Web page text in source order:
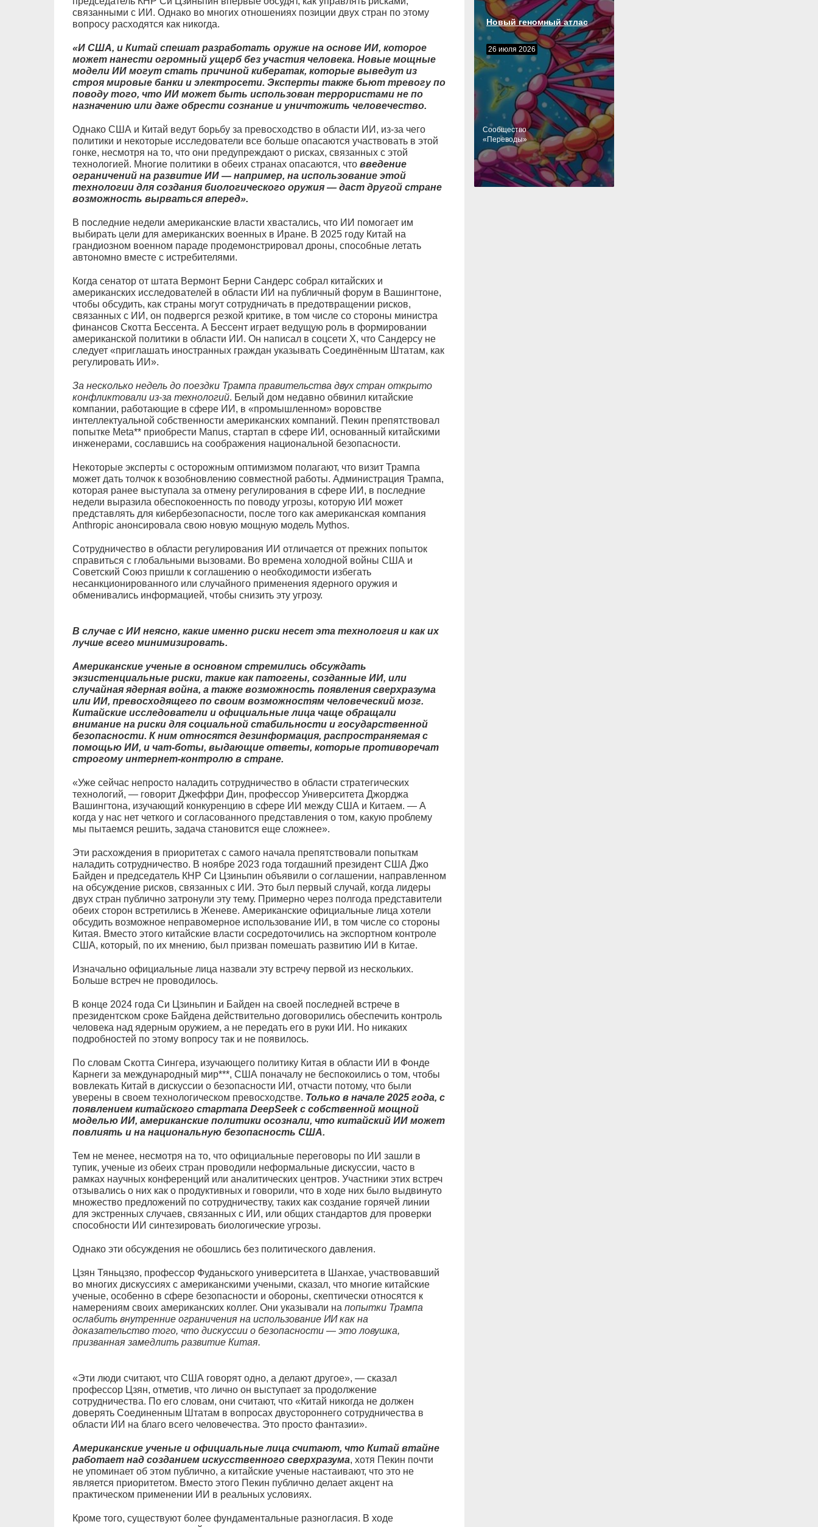
связанными с ИИ. Однако во многих отношениях позиции двух стран по этому
вопросу расходятся как никогда.
«И США, и Китай спешат разработать оружие на основе ИИ, которое
может нанести огромный ущерб без участия человека. Новые мощные
модели ИИ могут стать причиной кибератак, которые выведут из
строя мировые банки и электросети. Эксперты также бьют тревогу по
поводу того, что ИИ может быть использован террористами не по
назначению или даже обрести сознание и уничтожить человечество.
Однако США и Китай ведут борьбу за превосходство в области ИИ, из-за чего
политики и некоторые исследователи все больше опасаются участвовать в этой
гонке, несмотря на то, что они предупреждают о рисках, связанных с этой
технологией. Многие политики в обеих странах опасаются, что введение
ограничений на развитие ИИ — например, на использование этой
технологии для создания биологического оружия — даст другой стране
возможность вырваться вперед».
В последние недели американские власти хвастались, что ИИ помогает им
выбирать цели для американских военных в Иране. В 2025 году Китай на
грандиозном военном параде продемонстрировал дроны, способные летать
автономно вместе с истребителями.
Когда сенатор от штата Вермонт Берни Сандерс собрал китайских и
американских исследователей в области ИИ на публичный форум в Вашингтоне,
чтобы обсудить, как страны могут сотрудничать в предотвращении рисков,
связанных с ИИ, он подвергся резкой критике, в том числе со стороны министра
финансов Скотта Бессента. А Бессент играет ведущую роль в формировании
американской политики в области ИИ. Он написал в соцсети X, что Сандерсу не
следует «приглашать иностранных граждан указывать Соединённым Штатам, как
регулировать ИИ».
За несколько недель до поездки Трампа правительства двух стран открыто
конфликтовали из-за технологий. Белый дом недавно обвинил китайские
компании, работающие в сфере ИИ, в «промышленном» воровстве
интеллектуальной собственности американских компаний. Пекин препятствовал
попытке Meta** приобрести Manus, стартап в сфере ИИ, основанный китайскими
инженерами, сославшись на соображения национальной безопасности.
Некоторые эксперты с осторожным оптимизмом полагают, что визит Трампа
может дать толчок к возобновлению совместной работы. Администрация Трампа,
которая ранее выступала за отмену регулирования в сфере ИИ, в последние
недели выразила обеспокоенность по поводу угрозы, которую ИИ может
представлять для кибербезопасности, после того как американская компания
Anthropic анонсировала свою новую мощную модель Mythos.
Сотрудничество в области регулирования ИИ отличается от прежних попыток
справиться с глобальными вызовами. Во времена холодной войны США и
Советский Союз пришли к соглашению о необходимости избегать
несанкционированного или случайного применения ядерного оружия и
обменивались информацией, чтобы снизить эту угрозу.
В случае с ИИ неясно, какие именно риски несет эта технология и как их
лучше всего минимизировать.
Американские ученые в основном стремились обсуждать
экзистенциальные риски, такие как патогены, созданные ИИ, или
случайная ядерная война, а также возможность появления сверхразума
или ИИ, превосходящего по своим возможностям человеческий мозг.
Китайские исследователи и официальные лица чаще обращали
внимание на риски для социальной стабильности и государственной
безопасности. К ним относятся дезинформация, распространяемая с
помощью ИИ, и чат-боты, выдающие ответы, которые противоречат
строгому интернет-контролю в стране.
«Уже сейчас непросто наладить сотрудничество в области стратегических
технологий, — говорит Джеффри Дин, профессор Университета Джорджа
Вашингтона, изучающий конкуренцию в сфере ИИ между США и Китаем. — А
когда у нас нет четкого и согласованного представления о том, какую проблему
мы пытаемся решить, задача становится еще сложнее».
Эти расхождения в приоритетах с самого начала препятствовали попыткам
наладить сотрудничество. В ноябре 2023 года тогдашний президент США Джо
Байден и председатель КНР Си Цзиньпин объявили о соглашении, направленном
на обсуждение рисков, связанных с ИИ. Это был первый случай, когда лидеры
двух стран публично затронули эту тему. Примерно через полгода представители
обеих сторон встретились в Женеве. Американские официальные лица хотели
обсудить возможное неправомерное использование ИИ, в том числе со стороны
Китая. Вместо этого китайские власти сосредоточились на экспортном контроле
США, который, по их мнению, был призван помешать развитию ИИ в Китае.
Изначально официальные лица назвали эту встречу первой из нескольких.
Больше встреч не проводилось.
В конце 2024 года Си Цзиньпин и Байден на своей последней встрече в
президентском сроке Байдена действительно договорились обеспечить контроль
человека над ядерным оружием, а не передать его в руки ИИ. Но никаких
подробностей по этому вопросу так и не появилось.
По словам Скотта Сингера, изучающего политику Китая в области ИИ в Фонде
Карнеги за международный мир***, США поначалу не беспокоились о том, чтобы
вовлекать Китай в дискуссии о безопасности ИИ, отчасти потому, что были
уверены в своем технологическом превосходстве. Только в начале 2025 года, с
появлением китайского стартапа DeepSeek с собственной мощной
моделью ИИ, американские политики осознали, что китайский ИИ может
повлиять и на национальную безопасность США.
Тем не менее, несмотря на то, что официальные переговоры по ИИ зашли в
тупик, ученые из обеих стран проводили неформальные дискуссии, часто в
рамках научных конференций или аналитических центров. Участники этих встреч
отзывались о них как о продуктивных и говорили, что в ходе них было выдвинуто
множество предложений по сотрудничеству, таких как создание горячей линии
для экстренных случаев, связанных с ИИ, или общих стандартов для проверки
способности ИИ синтезировать биологические угрозы.
Однако эти обсуждения не обошлись без политического давления.
Цзян Тяньцзяо, профессор Фуданьского университета в Шанхае, участвовавший
во многих дискуссиях с американскими учеными, сказал, что многие китайские
ученые, особенно в сфере безопасности и обороны, скептически относятся к
намерениям своих американских коллег. Они указывали на попытки Трампа
ослабить внутренние ограничения на использование ИИ как на
доказательство того, что дискуссии о безопасности — это ловушка,
призванная замедлить развитие Китая.
«Эти люди считают, что США говорят одно, а делают другое», — сказал
профессор Цзян, отметив, что лично он выступает за продолжение
сотрудничества. По его словам, они считают, что «Китай никогда не должен
доверять Соединенным Штатам в вопросах двустороннего сотрудничества в
области ИИ на благо всего человечества. Это просто фантазии».
Американские ученые и официальные лица считают, что Китай втайне
работает над созданием искусственного сверхразума, хотя Пекин почти
не упоминает об этом публично, а китайские ученые настаивают, что это не
является приоритетом. Вместо этого Пекин публично делает акцент на
практическом применении ИИ в реальных условиях.
Кроме того, существуют более фундаментальные разногласия. В ходе
Новый геномный атлас
26 июля 2026
Cообщество
«Переводы»